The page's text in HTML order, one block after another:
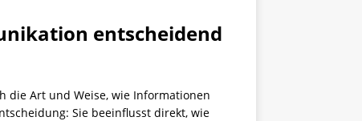
entscheidend
die Art und Weise, wie Informationen
Sie beeinflusst direkt, wie